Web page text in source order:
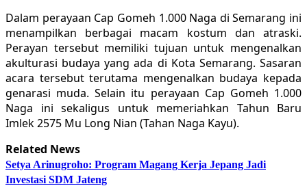
Dalam perayaan Cap Gomeh 1.000 Naga di Semarang ini
menampilkan berbagai macam kostum dan atraski.
Perayan tersebut memiliki tujuan untuk mengenalkan
akulturasi budaya yang ada di Kota Semarang. Sasaran
acara tersebut terutama mengenalkan budaya kepada
genarasi muda. Selain itu perayaan Cap Gomeh 1.000
Naga ini sekaligus untuk memeriahkan Tahun Baru
Imlek 2575 Mu Long Nian (Tahan Naga Kayu).
Related News
Setya Arinugroho: Program Magang Kerja Jepang Jadi
Investasi SDM Jateng